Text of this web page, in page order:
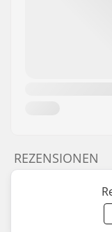
REZENSIONEN